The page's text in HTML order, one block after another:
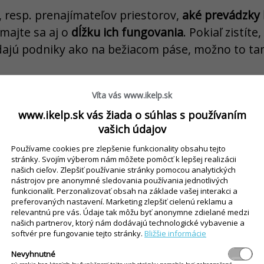
resp. prenajímateľov priestorov, aké
sa aj o dĺžku ich fungovania. Pokiaľ zistíte,
podniky ako na bežiacom páse, možno to
Analyzujte potenciálnych zákazníkov
podnikania je poznať svojich zákazníkov. Keď
vhodný priestor na prevádzku. Pokiaľ sa
hľadajte lokalitu v blízkosti univerzít. Na
Ak je vaším snom rozbehnúť obchod
potrieb, mali by ste staviť na oblasť v blízkosti
teda na lokality, kde sa pohybujú
Víta vás www.ikelp.sk
www.ikelp.sk vás žiada o súhlas s používaním
vašich údajov
Používame cookies pre zlepšenie funkcionality obsahu tejto
stránky. Svojím výberom nám môžete pomôcť k lepšej realizácii
našich cieľov. Zlepšiť používanie stránky pomocou analytických
nástrojov pre anonymné sledovania používania jednotlivých
funkcionalít. Perzonalizovať obsah na základe vašej interakci a
preferovaných nastavení. Marketing zlepšiť cielenú reklamu a
relevantnú pre vás. Údaje tak môžu byť anonymne zdielané medzi
našich partnerov, ktorý nám dodávajú technologické vybavenie a
softvér pre fungovanie tejto stránky. Bližšie informácie
Nevyhnutné